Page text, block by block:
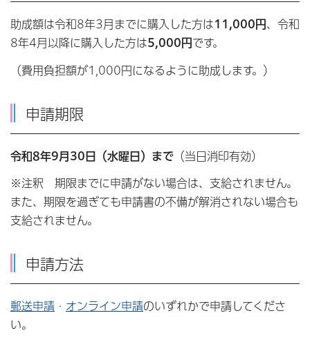
助成額は令和8年3月までに購入した方は11,000円、令和
8年4月以降に購入した方は5,000円です。
（費用負担額が1,000円になるように助成します。）
申請期限
令和8年9月30日（水曜日）まで （当日消印有効）
※注釈 期限までに申請がない場合は、支給されません。
また、期限を過ぎても申請書の不備が解消されない場合も
支給されません。
申請方法
郵送申請 ・ オンライン申請のいずれかで申請してくださ
い。